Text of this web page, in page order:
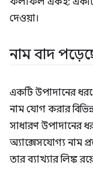
দেওয়া।
নাম বাদ
একটি উপাদানের
নাম যোগ করার
সাধারণ উপাদানের
অ্যাক্সেসযোগ্য নাম
তার ব্যাখ্যার লিঙ্ক